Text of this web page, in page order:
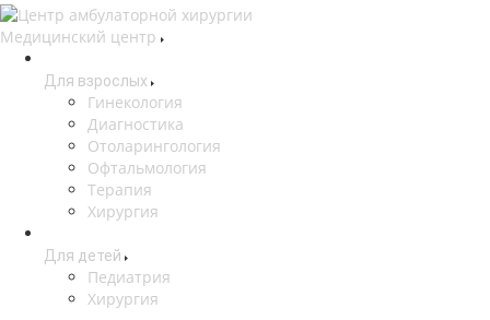
Медицинский центр
Для взрослых
Гинекология
Диагностика
Отоларингология
Офтальмология
Терапия
Хирургия
Для детей
Педиатрия
Хирургия